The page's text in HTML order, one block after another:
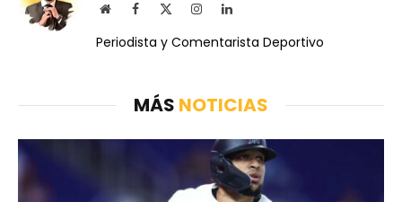
WebsiteFacebook InstagramLinkedIn
Periodista y Comentarista Deportivo
MÁS NOTICIAS